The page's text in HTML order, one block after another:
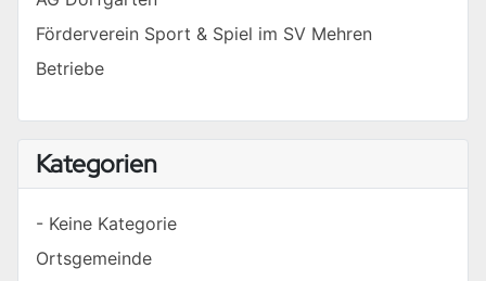
Förderverein Sport & Spiel im SV Mehren
Betriebe
Kategorien
- Keine Kategorie
Ortsgemeinde